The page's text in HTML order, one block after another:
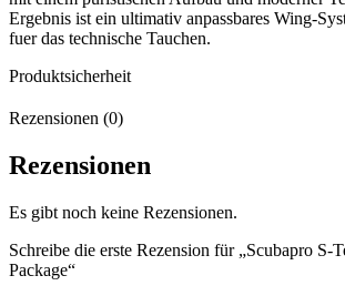
Ergebnis ist ein ultimativ anpassbares Wing-
fuer das technische Tauchen.
Produktsicherheit
Rezensionen (0)
Rezensionen
Es gibt noch keine Rezensionen.
Schreibe die erste Rezension für „Scubapro S-
Package“